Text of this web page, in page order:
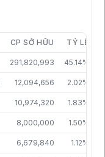
CP SỞ HỮU TỶ LỆ
291,820,993 45.14%
12,094,656 2.02%
10,974,320 1.83%
8,000,000 1.50%
6,679,840 1.12%